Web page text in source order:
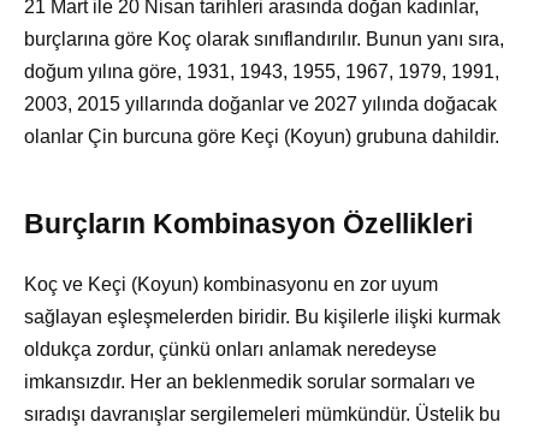
21 Mart ile 20 Nisan tarihleri arasında doğan kadınlar,
burçlarına göre Koç olarak sınıflandırılır. Bunun yanı sıra,
doğum yılına göre, 1931, 1943, 1955, 1967, 1979, 1991,
2003, 2015 yıllarında doğanlar ve 2027 yılında doğacak
olanlar Çin burcuna göre Keçi (Koyun) grubuna dahildir.
Burçların Kombinasyon Özellikleri
Koç ve Keçi (Koyun) kombinasyonu en zor uyum
sağlayan eşleşmelerden biridir. Bu kişilerle ilişki kurmak
oldukça zordur, çünkü onları anlamak neredeyse
imkansızdır. Her an beklenmedik sorular sormaları ve
sıradışı davranışlar sergilemeleri mümkündür. Üstelik bu